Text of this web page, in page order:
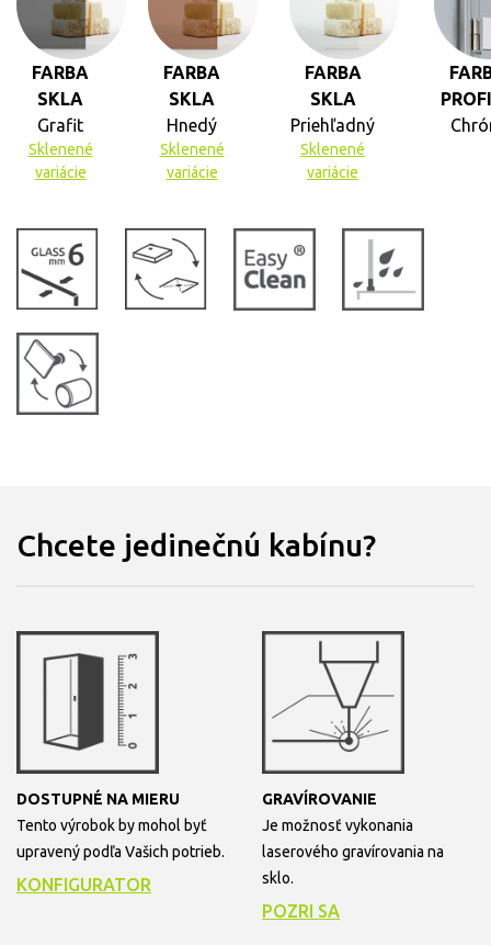
FARBA
SKLA
Grafit
Sklenené
variácie
FARBA
SKLA
Hnedý
Sklenené
variácie
FARBA
SKLA
Priehľadný
Sklenené
variácie
Chcete jedinečnú kabínu?
DOSTUPNÉ NA MIERU
Tento výrobok by mohol byť
upravený podľa Vašich potrieb.
KONFIGURATOR
GRAVÍROVANIE
Je možnosť vykonania
laserového gravírovania na
sklo.
POZRI SA